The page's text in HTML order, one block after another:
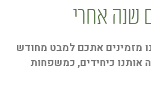
שנה אחרי
מזמינים אתכם למבט מחודש
אותנו כיחידים, כמשפחות